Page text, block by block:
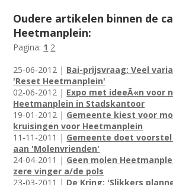
Oudere artikelen binnen de
Heetmanplein:
Pagina: 1 2
25-06-2012 | Bai-prijsvraag: Veel
'Reset Heetmanplein'
02-06-2012 | Expo met ideeÃ«n voor
Heetmanplein in Stadskantoor
19-01-2012 | Gemeente kiest voor
kruisingen voor Heetmanplein
11-11-2011 | Gemeente doet
aan 'Molenvrienden'
24-04-2011 | Geen molen
zere vinger a/de pols
23-03-2011 | De Kring: 'Slikkers